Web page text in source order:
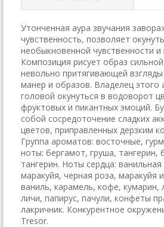
Утонченная аура звучания
чувственность, позволяет
необыкновенной чувственности и
Композиция рисует образ
невольно притягивающей
манер и образов. Владелец
головой окунуться в водоворот
фруктовых и пикантных эмоций.
собой сосредоточение сладких
цветов, приправленных дерзким
Группа ароматов: восточные,
ноты: бергамот, груша, тангерин,
тангерин. Ноты сердца:
маракуйя, черная роза, маракуйя
ваниль, карамель, кофе, кумарин,
личи, папирус, пачули, конфеты
лакричник. Конкурентное
Tresor.